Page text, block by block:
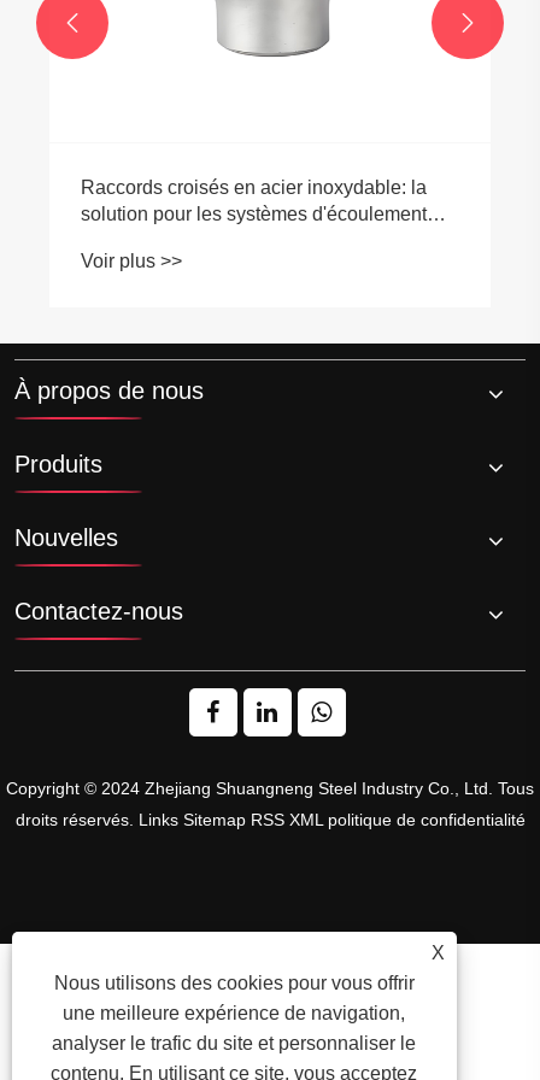
 
À propos de nous
Produits
Nouvelles
Contactez-nous
Copyright © 2024 Zhejiang Shuangneng Steel Industry Co., Ltd. Tous
droits réservés. Links Sitemap RSS XML politique de confidentialité
X
Nous utilisons des cookies pour vous offrir
une meilleure expérience de navigation,
analyser le trafic du site et personnaliser le
contenu. En utilisant ce site, vous acceptez